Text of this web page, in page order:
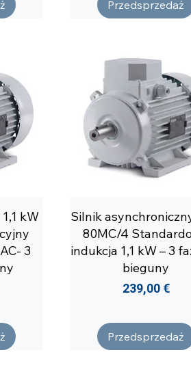
Przedsprzedaż
kW
3
Silnik
80MC/4
indukcja 1,1 kW – 3
bieguny
Cena
239,00 €
Przedsprzedaż